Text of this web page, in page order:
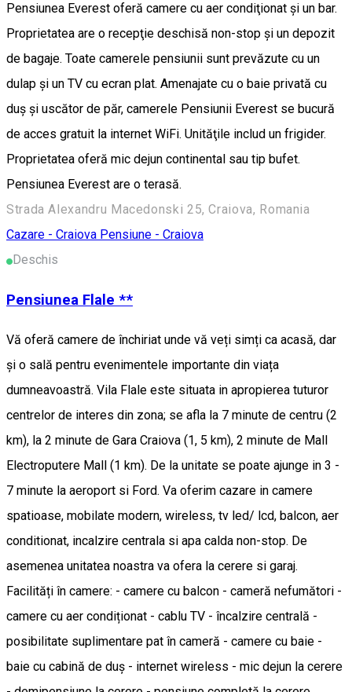
Pensiunea Everest oferă camere cu aer condiţionat şi un bar.
Proprietatea are o recepţie deschisă non-stop şi un depozit
de bagaje. Toate camerele pensiunii sunt prevăzute cu un
dulap şi un TV cu ecran plat. Amenajate cu o baie privată cu
duş şi uscător de păr, camerele Pensiunii Everest se bucură
de acces gratuit la internet WiFi. Unităţile includ un frigider.
Proprietatea oferă mic dejun continental sau tip bufet.
Pensiunea Everest are o terasă.
Strada Alexandru Macedonski 25, Craiova, Romania
Cazare - Craiova Pensiune - Craiova
Deschis
Pensiunea Flale **
Vă oferă camere de închiriat unde vă veți simți ca acasă, dar
și o sală pentru evenimentele importante din viața
dumneavoastră. Vila Flale este situata in apropierea tuturor
centrelor de interes din zona; se afla la 7 minute de centru (2
km), la 2 minute de Gara Craiova (1, 5 km), 2 minute de Mall
Electroputere Mall (1 km). De la unitate se poate ajunge in 3 -
7 minute la aeroport si Ford. Va oferim cazare in camere
spatioase, mobilate modern, wireless, tv led/ lcd, balcon, aer
conditionat, incalzire centrala si apa calda non-stop. De
asemenea unitatea noastra va ofera la cerere si garaj.
Facilități în camere: - camere cu balcon - cameră nefumători -
camere cu aer condiționat - cablu TV - încalzire centrală -
posibilitate suplimentare pat în cameră - camere cu baie -
baie cu cabină de duș - internet wireless - mic dejun la cerere